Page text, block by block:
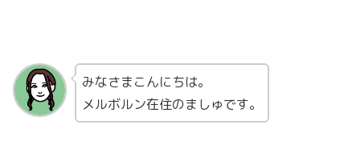
みなさまこんにちは。
メルボルン在住のましゅです。